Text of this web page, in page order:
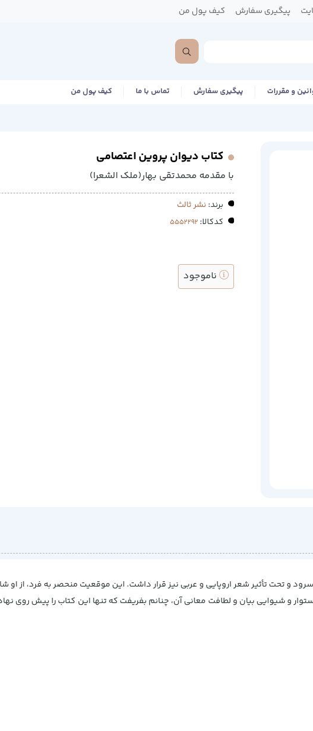
پیگیری سفارش کیف پول من
و مقررات پیگیری سفارش تماس با ما کیف پول من
کتاب دیوان پروین اعتصامی
با مقدمه محمدتقی بهار(ملک الشعرا)
برند: نشر ثالث
کدکالا:
ناموجود
و شیوایی بیان و لطافت معانی آن، چنانم بفریفت که تنها این کتاب را پیش روی